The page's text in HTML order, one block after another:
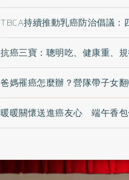
TBCA持續推動乳癌防治倡議
抗癌三寶：聰明吃、健康重、
爸媽罹癌怎麼辦？營隊帶子女
暖暖關懷送進癌友心 端午香